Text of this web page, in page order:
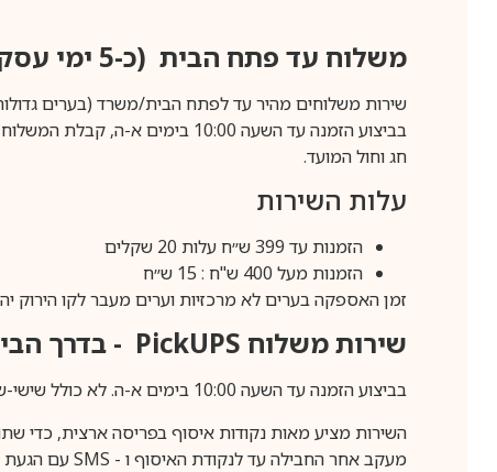
משלוח עד פתח הבית (כ-5 ימי עסקים)
שירות משלוחים מהיר עד לפתח הבית/משרד (בערים גדולות לפרטים 1-
חג וחול המועד.
עלות השירות
הזמנות עד 399 ש״ח עלות 20 שקלים
הזמנות מעל 400 ש"ח : 15 ש״ח
זמן האספקה בערים לא מרכזיות וערים מעבר לקו הירוק יהיה 3-5 ימי
שירות משלוח PickUPS - בדרך הביתה (כ-
בביצוע הזמנה עד השעה 10:00 בימים א-ה. לא כולל שישי-שבת,ערבי חג וחול המועד.
השירות מציע מאות נקודות איסוף בפריסה ארצית, כדי
מעקב אחר החבילה עד לנקודת האיסוף ו - SMSעם הגעת